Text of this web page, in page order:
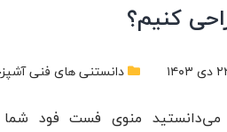
کنیم؟
۱۴۰۳ دانستنی های فنی
می‌دانستید منوی فست فود